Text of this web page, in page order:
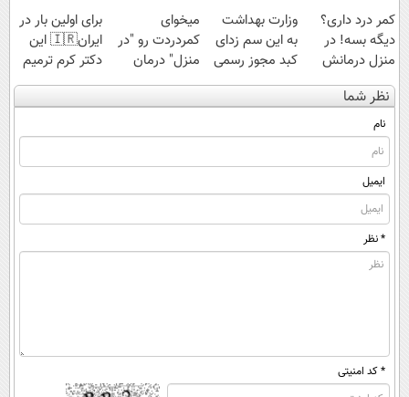
کمر درد داری؟
دیگه بسه! در
منزل درمانش
کن
(◀پرسش‌نامه)
وزارت بهداشت
به این سم زدای
کبد مجوز رسمی
داده50%تخفیف
میخوای
کمردردت رو "در
منزل" درمان
کنی؟ (◂فیلم +
◂پرسش‌نامه)
برای اولین بار در
ایران🇮🇷 این
دکتر کرم ترمیم
کننده 23 روزه
ساخت!
نظر شما
نام
ایمیل
* نظر
* کد امنیتی